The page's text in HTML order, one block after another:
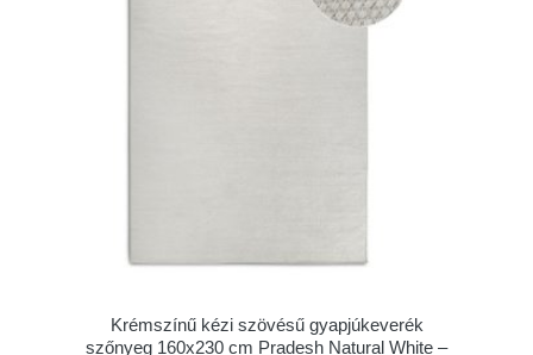
Krémszínű kézi szövésű gyapjúkeverék
szőnyeg 160x230 cm Pradesh Natural White –